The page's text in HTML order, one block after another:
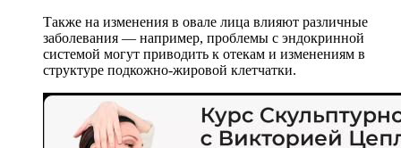
Также на изменения в овале лица влияют различные
заболевания — например, проблемы с эндокринной
системой могут приводить к отекам и изменениям в
структуре подкожно-жировой клетчатки.